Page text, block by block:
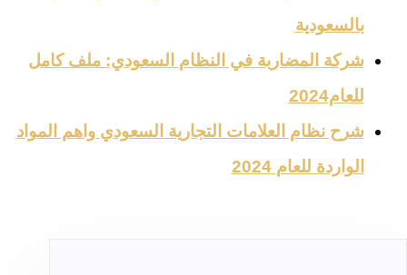
بالسعودية
شركة المضاربة في النظام السعودي: ملف كامل
للعام2024
شرح نظام العلامات التجارية السعودي واهم المواد
الواردة للعام 2024